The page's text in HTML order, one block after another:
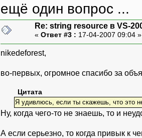
ещё один вопрос ...
Re: string resource в VS-
« Ответ #3 : 17-04-2007 09:04
nikedeforest,
во-первых, огромное спасибо за
Цитата
Я удивлюсь, если ты скажешь, что это
Ну, когда чего-то не знаешь, то и
А если серьезно, то когда привык к